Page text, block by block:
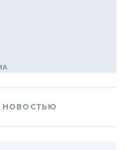
НОВОСТЬЮ